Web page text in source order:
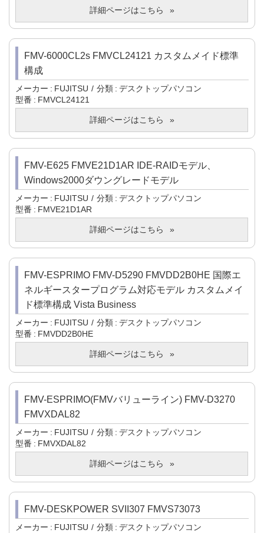
詳細ページはこちら
FMV-6000CL2s FMVCL24121 カスタムメイド標準
構成
メーカー FUJITSU 分類
デスクトップパソコン
型番
FMVCL24121
詳細ページはこちら
FMV-E625 FMVE21D1AR IDE-RAIDモデル、
Windows2000ダウングレードモデル
メーカー FUJITSU 分類
デスクトップパソコン
型番
FMVE21D1AR
詳細ページはこちら
FMV-ESPRIMO FMV-D5290 FMVDD2B0HE 国際エ
ネルギースタープログラム対応モデル カスタムメイ
ド標準構成 Vista Business
メーカー FUJITSU 分類
デスクトップパソコン
型番
FMVDD2B0HE
詳細ページはこちら
FMV-ESPRIMO(FMVバリューライン) FMV-D3270
FMVXDAL82
メーカー FUJITSU 分類
デスクトップパソコン
型番
FMVXDAL82
詳細ページはこちら
FMV-DESKPOWER SVII307 FMVS73073
メーカー FUJITSU 分類
デスクトップパソコン